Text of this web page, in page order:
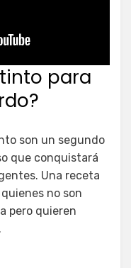
para
son un segundo
que conquistará
Una receta
no son
pero quieren